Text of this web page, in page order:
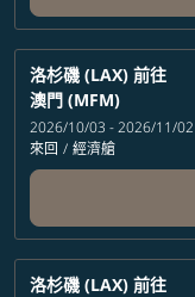
洛杉磯 (LAX) 前往
澳門 (MFM)
2026/10/03 - 2026/11/02
來回 / 經濟艙
洛杉磯 (LAX) 前往